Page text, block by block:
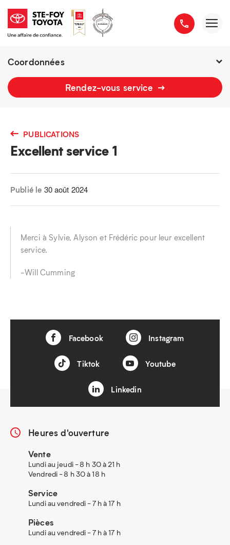
Coordonnées
2777 boulevard du Versant-Nord
Rendez-vous service
PUBLICATIONS
Excellent service 1
Publié le 30 août 2024
Merci à Sylvie, Alyson et Frédéric pour leur excellent
service.
-Will Cumming
Facebook Instagram
Tiktok Youtube
Linkedin
Heures d'ouverture
Vente
Lundi au jeudi - 8 h 30 à 21 h
Vendredi - 8 h 30 à 18 h
Service
Lundi au vendredi - 7 h à 17 h
Pièces
Lundi au vendredi - 7 h à 17 h